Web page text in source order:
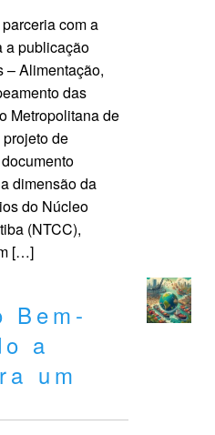
com a
a publicação
– Alimentação,
das
Metropolitana de
de
dimensão da
do Núcleo
(NTCC),
[…]
Bem-
a
um